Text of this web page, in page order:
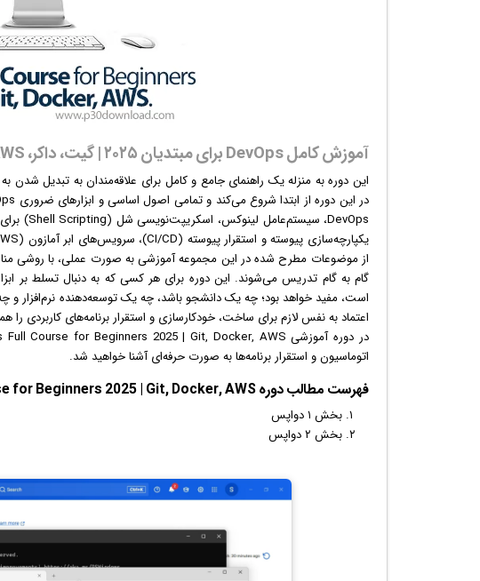
آموزش کامل DevOps برای مبتدیان ۲۰۲۵ | گیت، داکر، AWS
از موضوعات مطرح شده در این مجموعه آموزشی به صورت عملی، با روشی مناسب
است، مفید خواهد بود؛ چه یک دانشجو باشد، چه یک توسعه‌دهنده نرم‌افزار
اعتماد به نفس لازم برای ساخت، خودکارسازی و استقرار برنامه‌های
اتوماسیون و استقرار برنامه‌ها به صورت حرفه‌ای آشنا خواهید شد.
فهرست مطالب دوره DevOps Full Course for Beginners 2025 | Git, Docker, AWS.:
بخش ۱ دواپس
بخش ۲ دواپس